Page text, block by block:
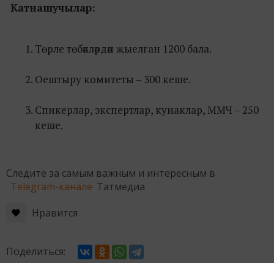
Катнашучылар:
Төрле төбәкләрдән җыелган 1200 бала.
Оештыру комитеты – 300 кеше.
Спикерлар, экспертлар, кунаклар, ММЧ – 250
кеше.
Следите за самым важным и интересным в
Telegram-канале Татмедиа
Нравится
Поделиться: